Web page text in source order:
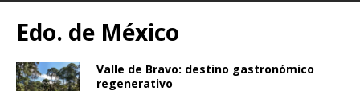
Edo. de México
Valle de Bravo: destino gastronómico
regenerativo